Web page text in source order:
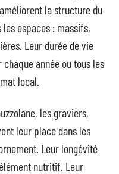
la structure du
espaces : massifs,
Leur durée de vie
année ou tous les
local.
les graviers,
leur place dans les
Leur longévité
nutritif. Leur